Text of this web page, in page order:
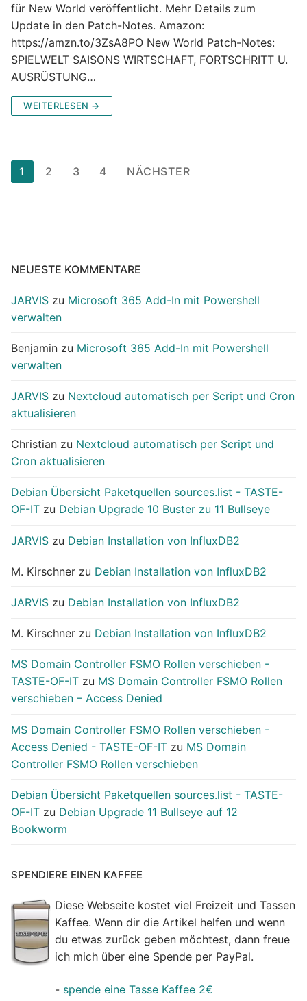
für New World veröffentlicht. Mehr Details zum
Update in den Patch-Notes. Amazon:
https://amzn.to/3ZsA8PO New World Patch-Notes:
SPIELWELT SAISONS WIRTSCHAFT, FORTSCHRITT U.
AUSRÜSTUNG…
WEITERLESEN →
Seitennummerierung
der
1 2 3 4 NÄCHSTER
NEUESTE KOMMENTARE
JARVIS zu Microsoft 365 Add-In mit Powershell
verwalten
Benjamin zu Microsoft 365 Add-In mit Powershell
verwalten
JARVIS zu Nextcloud automatisch per Script und Cron
aktualisieren
Christian zu Nextcloud automatisch per Script und
Cron aktualisieren
Debian Übersicht Paketquellen sources.list - TASTE-
OF-IT zu Debian Upgrade 10 Buster zu 11 Bullseye
JARVIS zu Debian Installation von InfluxDB2
M. Kirschner zu Debian Installation von InfluxDB2
JARVIS zu Debian Installation von InfluxDB2
M. Kirschner zu Debian Installation von InfluxDB2
MS Domain Controller FSMO Rollen verschieben -
TASTE-OF-IT zu MS Domain Controller FSMO Rollen
verschieben – Access Denied
MS Domain Controller FSMO Rollen verschieben -
Access Denied - TASTE-OF-IT zu MS Domain
Controller FSMO Rollen verschieben
Debian Übersicht Paketquellen sources.list - TASTE-
OF-IT zu Debian Upgrade 11 Bullseye auf 12
Bookworm
SPENDIERE EINEN KAFFEE
Diese Webseite kostet viel Freizeit und Tassen
Kaffee. Wenn dir die Artikel helfen und wenn
du etwas zurück geben möchtest, dann freue
ich mich über eine Spende per PayPal.
- spende eine Tasse Kaffee 2€